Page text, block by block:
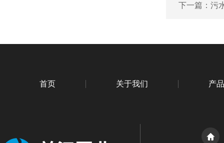
下一篇： 污
首页 关于我们 产